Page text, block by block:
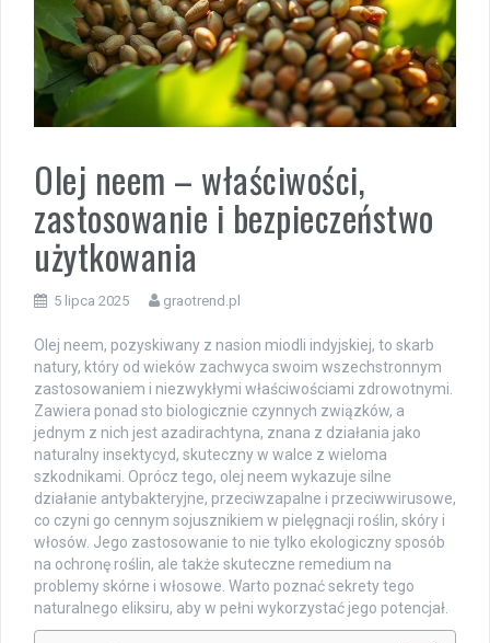
Olej neem – właściwości,
zastosowanie i bezpieczeństwo
użytkowania
5 lipca 2025 graotrend.pl
Olej neem, pozyskiwany z nasion miodli indyjskiej, to skarb
natury, który od wieków zachwyca swoim wszechstronnym
zastosowaniem i niezwykłymi właściwościami zdrowotnymi.
Zawiera ponad sto biologicznie czynnych związków, a
jednym z nich jest azadirachtyna, znana z działania jako
naturalny insektycyd, skuteczny w walce z wieloma
szkodnikami. Oprócz tego, olej neem wykazuje silne
działanie antybakteryjne, przeciwzapalne i przeciwwirusowe,
co czyni go cennym sojusznikiem w pielęgnacji roślin, skóry i
włosów. Jego zastosowanie to nie tylko ekologiczny sposób
na ochronę roślin, ale także skuteczne remedium na
problemy skórne i włosowe. Warto poznać sekrety tego
naturalnego eliksiru, aby w pełni wykorzystać jego potencjał.